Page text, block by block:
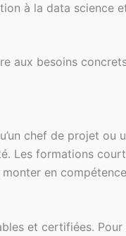
à la data science
aux besoins
chef de projet
Les formations
en
et certifiées.